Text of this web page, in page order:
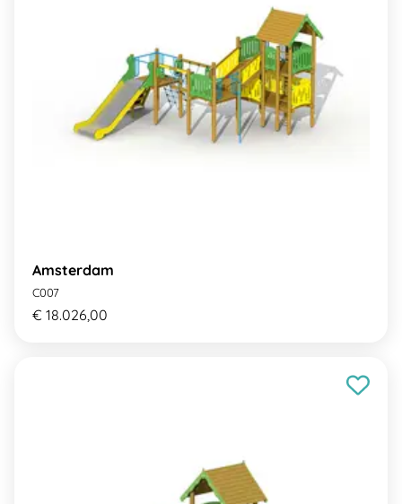
Amsterdam
C007
€ 18.026,00